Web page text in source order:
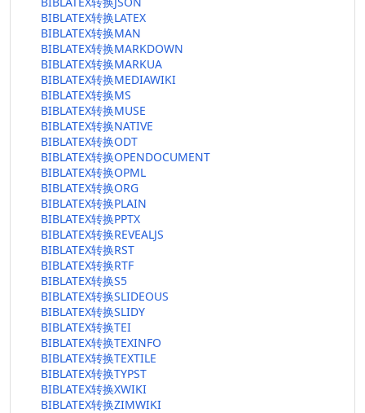
BIBLATEX转换LATEX
BIBLATEX转换MAN
BIBLATEX转换MARKDOWN
BIBLATEX转换MARKUA
BIBLATEX转换MEDIAWIKI
BIBLATEX转换MS
BIBLATEX转换MUSE
BIBLATEX转换NATIVE
BIBLATEX转换ODT
BIBLATEX转换OPENDOCUMENT
BIBLATEX转换OPML
BIBLATEX转换ORG
BIBLATEX转换PLAIN
BIBLATEX转换PPTX
BIBLATEX转换REVEALJS
BIBLATEX转换RST
BIBLATEX转换RTF
BIBLATEX转换S5
BIBLATEX转换SLIDEOUS
BIBLATEX转换SLIDY
BIBLATEX转换TEI
BIBLATEX转换TEXINFO
BIBLATEX转换TEXTILE
BIBLATEX转换TYPST
BIBLATEX转换XWIKI
BIBLATEX转换ZIMWIKI